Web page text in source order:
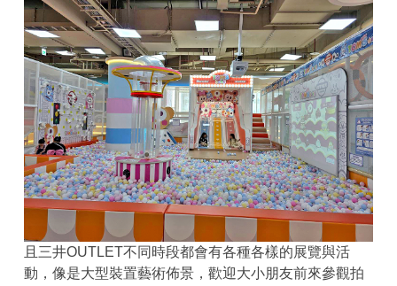
且三井OUTLET不同時段都會有各種各樣的展覽與活
動，像是大型裝置藝術佈景，歡迎大小朋友前來參觀拍